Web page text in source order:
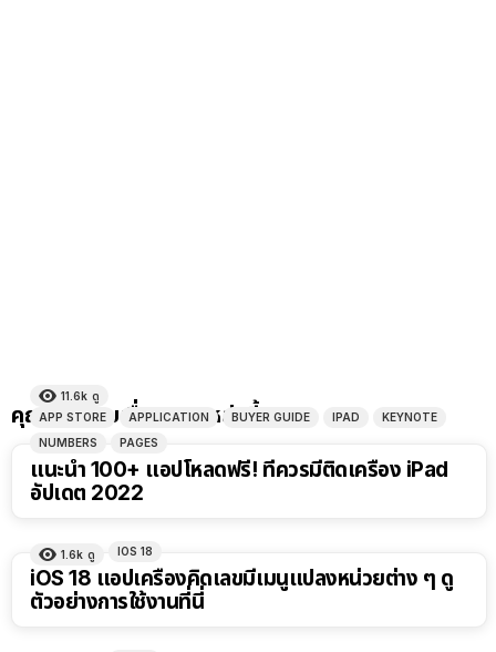
คุณอาจชอบเรื่องราวเหล่านี้
11.6k ดู
APP STORE
APPLICATION BUYER GUIDE IPAD
KEYNOTE
NUMBERS
PAGES
แนะนำ 100+ แอปโหลดฟรี! ที่ควรมีติดเครื่อง iPad
อัปเดต 2022
1.6k ดู IOS 18
iOS 18 แอปเครื่องคิดเลขมีเมนูแปลงหน่วยต่าง ๆ ดู
ตัวอย่างการใช้งานที่นี่